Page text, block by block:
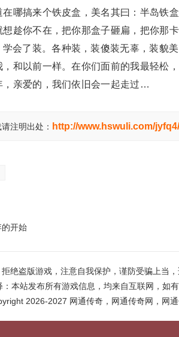
哪搞来个铁皮盒，美名其曰：半岛铁
趁你不在，把你那盒子砸扁，把你那
学会了装。各种装，装傻装无辜，装貌
和以前一样。在你们面前的我最轻松
，亲爱的，我们依旧会一起走过…
注明出处： http://www.hswuli.com/
的开始
拒绝盗版游戏，注意自我保护，谨防受骗上当
：本站发布所有游戏信息，均来自互联网，如
2026-2027 网通传奇，网通传奇网，网